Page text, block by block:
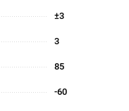
±3
3
85
-60